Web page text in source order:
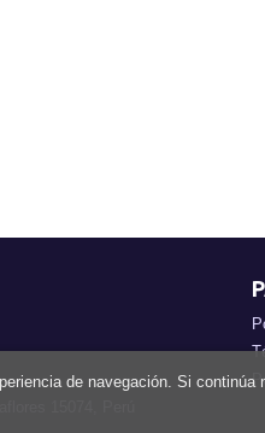
de navegación. Si continúa